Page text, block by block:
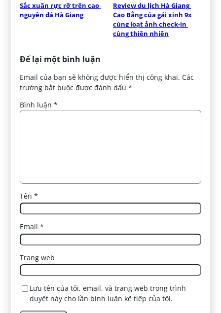
Sắc xuân rực rỡ trên cao
nguyên đá Hà Giang
Review du lịch Hà Giang
Cao Bằng của gái xinh 9x
cùng loạt ảnh check-in
cùng thiên nhiên
Để lại một bình luận
Email của bạn sẽ không được hiển thị công khai. Các
trường bắt buộc được đánh dấu*
Bình luận*
Tên*
Email*
Trang web
Lưu tên của tôi, email, và trang web trong trình
duyệt này cho lần bình luận kế tiếp của tôi.